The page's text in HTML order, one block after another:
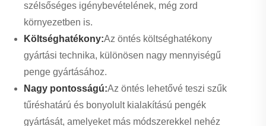
szélsőséges igénybevételének, még zord
környezetben is.
Költséghatékony:Az öntés költséghatékony
gyártási technika, különösen nagy mennyiségű
penge gyártásához.
Nagy pontosságú:Az öntés lehetővé teszi szűk
tűréshatárú és bonyolult kialakítású pengék
gyártását, amelyeket más módszerekkel nehéz